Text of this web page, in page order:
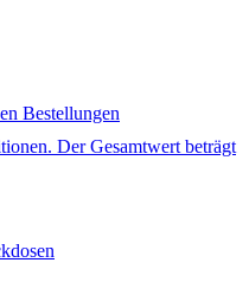
Bestellungen
Der Gesamtwert beträgt